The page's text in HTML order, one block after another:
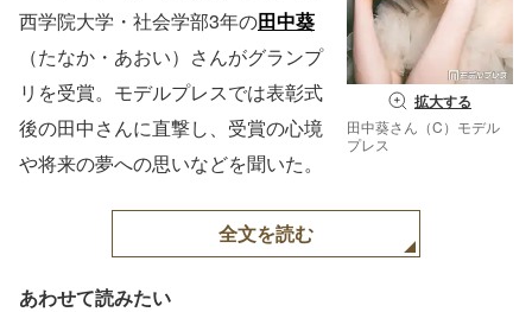
拡大する
田中葵さん（C）モデル
プレス
西学院大学・社会学部3年の田中葵
（たなか・あおい）さんがグランプ
リを受賞。モデルプレスでは表彰式
後の田中さんに直撃し、受賞の心境
や将来の夢への思いなどを聞いた。
全文を読む
あわせて読みたい